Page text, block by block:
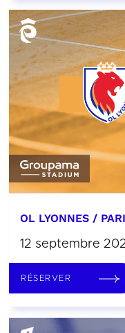
OL LYONNES /
12 septembre
RÉSERVER